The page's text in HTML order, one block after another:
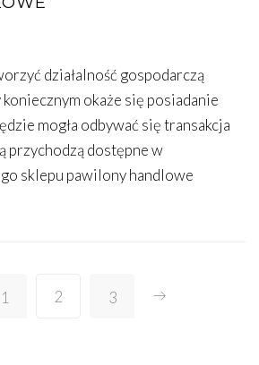
działalność gospodarczą
okaże się posiadanie
mogła odbywać się transakcja
przychodzą dostępne w
sklepu pawilony handlowe
1 2 3